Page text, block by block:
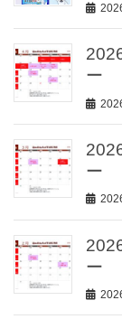
ー
ー
ー